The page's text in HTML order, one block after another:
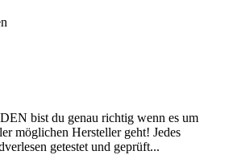
bist du genau richtig wenn es um
möglichen Hersteller geht! Jedes
getestet und geprüft...